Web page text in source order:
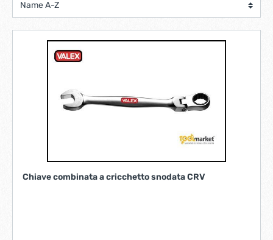
Chiave combinata a cricchetto snodata CRV